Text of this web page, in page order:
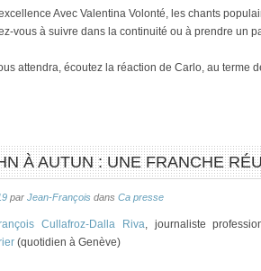
Avec Valentina Volonté, les chants
vous à suivre dans la continuité ou à prendre un
attendra, écoutez la réaction de Carlo, au terme
À AUTUN : UNE FRANCHE
par Jean-François dans Ca presse
Cullafroz-Dalla Riva, journaliste
(quotidien à Genève)